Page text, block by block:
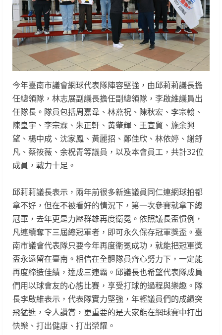
今年臺南市議會網球代表隊陣容堅強，由邱莉莉議長擔
任總領隊，林志展副議長擔任副總領隊，李啟維議員出
任隊長。隊員包括周嘉韋、林燕祝、陳秋宏、李宗翰、
陳皇宇、李宗霖、朱正軒、黄肇輝、王宣貿、施余興
望、楊中成、沈家鳳、黃麗招、鄭佳欣、林依婷、謝舒
凡、蔡筱薇、余柷青等議員，以及本會員工，共計32位
成員，戰力十足。
邱莉莉議長表示，兩年前很多新進議員同仁連網球拍都
拿不好，但在不被看好的情況下，第一次參賽就拿下總
冠軍，去年更是力壓群雄再度衛冕。依照議長盃慣例，
凡連續奪下三屆總冠軍者，即可永久保存冠軍獎盃。臺
南市議會代表隊只要今年再度衛冕成功，就能把冠軍獎
盃永遠留在臺南。相信在全體隊員齊心努力下，一定能
再度締造佳績，達成三連霸。邱議長也希望代表隊成員
們用以球會友的心態比賽，享受打球的過程與樂趣。隊
長李啟維表示，代表隊實力堅強，年輕議員們的成績突
飛猛進，令人讚賞，更重要的是大家能在網球賽中打出
快樂、打出健康、打出榮耀。